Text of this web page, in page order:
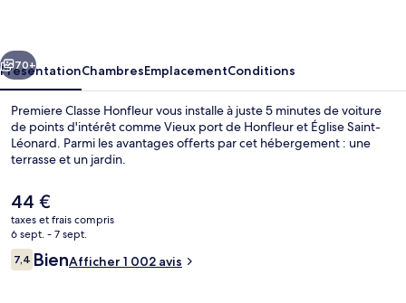
Suivant
70+
PrésentationChambresEmplacementConditions
Premiere Classe Honfleur vous installe à juste 5 minutes de voiture
de points d'intérêt comme Vieux port de Honfleur et Église Saint-
Léonard. Parmi les avantages offerts par cet hébergement : une
terrasse et un jardin.
Le
prix
actuel
est
de
44 €
taxes et frais compris
6 sept. - 7 sept.
Avis
voyageurs
7,47,4 sur 10
BienAfficher 1 002 avis